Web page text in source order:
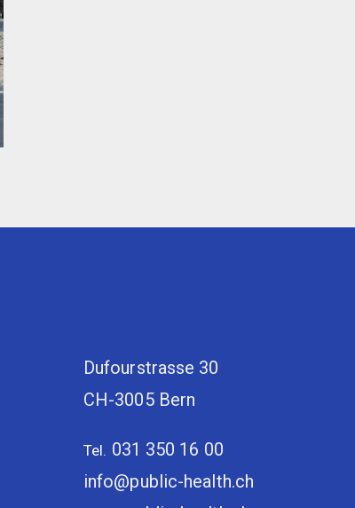
Dufourstrasse 30
CH-3005 Bern
Tel. 031 350 16 00
info@public-health.ch